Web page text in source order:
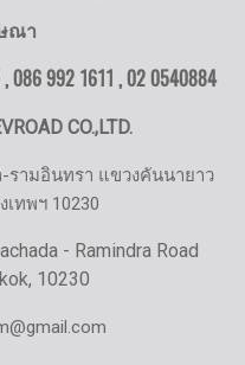
ณา
086 992 1611 ,02 0540884
CO.,LTD.
ามอินทรา แขวงคันนายาว
เทพฯ 10230
- Ramindra Road
10230